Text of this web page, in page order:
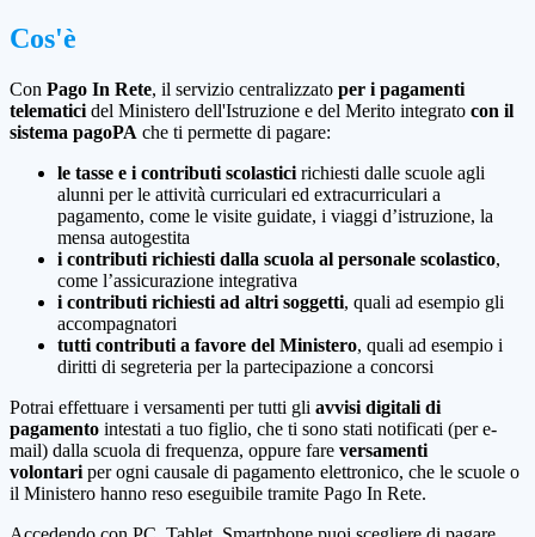
Cos'è
Con Pago In Rete, il servizio centralizzato per i pagamenti
telematici del Ministero dell'Istruzione e del Merito integrato con il
sistema pagoPA che ti permette di pagare:
le tasse e i contributi scolastici richiesti dalle scuole agli
alunni per le attività curriculari ed extracurriculari a
pagamento, come le visite guidate, i viaggi d’istruzione, la
mensa autogestita
i contributi richiesti dalla scuola al personale scolastico,
come l’assicurazione integrativa
i contributi richiesti ad altri soggetti, quali ad esempio gli
accompagnatori
tutti contributi a favore del Ministero, quali ad esempio i
diritti di segreteria per la partecipazione a concorsi
Potrai effettuare i versamenti per tutti gli avvisi digitali di
pagamento intestati a tuo figlio, che ti sono stati notificati (per e-
mail) dalla scuola di frequenza, oppure fare versamenti
volontari per ogni causale di pagamento elettronico, che le scuole o
il Ministero hanno reso eseguibile tramite Pago In Rete.